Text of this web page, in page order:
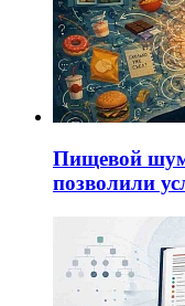
Пищевой
позволили